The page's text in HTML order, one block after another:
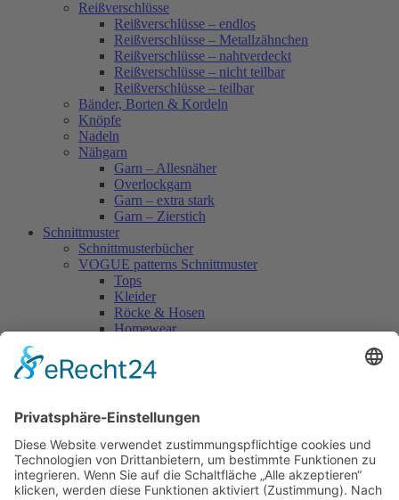
Reißverschlüsse
Reißverschlüsse – endlos
Reißverschlüsse – Metallzähnchen
Reißverschlüsse – nahtverdeckt
Reißverschlüsse – nicht teilbar
Reißverschlüsse – teilbar
Bänder, Borten & Kordeln
Knöpfe
Nadeln
Nähgarn
Garn – Allesnäher
Overlockgarn
Garn – extra stark
Garn – Zierstich
Schnittmuster
Schnittmusterbücher
VOGUE patterns Schnittmuster
Tops
Kleider
Röcke & Hosen
Homewear
Vogue Vintage
Herren
Accessoires
Einzelschnittmuster Burda
Tops
Kleider
Röcke & Hosen
Homewear